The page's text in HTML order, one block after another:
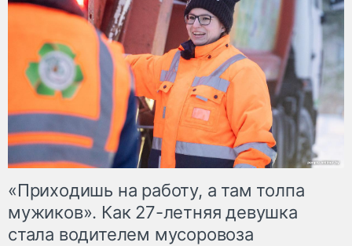
«Приходишь на работу, а там толпа
мужиков». Как 27-летняя девушка
стала водителем мусоровоза